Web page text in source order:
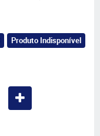
Produto Indisponível